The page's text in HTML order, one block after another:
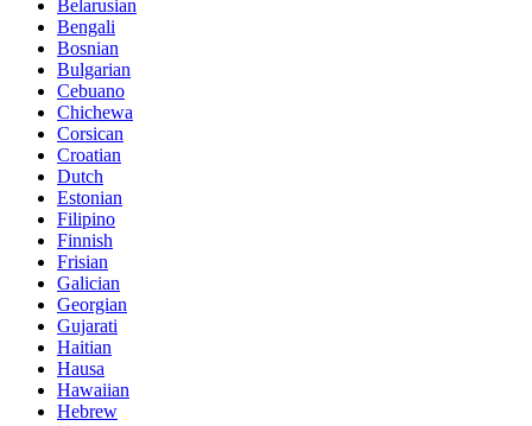
Belarusian
Bengali
Bosnian
Bulgarian
Cebuano
Chichewa
Corsican
Croatian
Dutch
Estonian
Filipino
Finnish
Frisian
Galician
Georgian
Gujarati
Haitian
Hausa
Hawaiian
Hebrew